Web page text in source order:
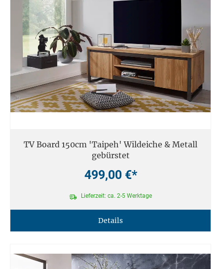
TV Board 150cm 'Taipeh' Wildeiche & Metall
gebürstet
499,00 €*
Lieferzeit: ca. 2-5 Werktage
Details